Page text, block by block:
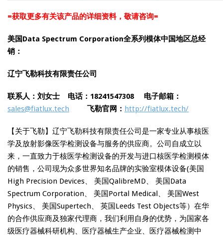
=获取更多有关该产品的详细资料，敬请咨询=
美国Data Spectrum Corporation全系列模体中国地区总经
销：
辽宁飞勒科技有限责任公司
联系人：刘女士 电话：18241547308
电子邮箱：
sales@fiatlux.tech
飞勒官网： http://fiatlux.tech/
【关于飞勒】辽宁飞勒科技有限责任公司是一家专业从事核医
学及放射影像医学检测设备与服务的供应商。公司自成立以
来，一直致力于核医学检测设备的开发与进口核医学检测模体
的销售，公司现为众多世界知名品牌的实验室模体设备(美国
High Precision Devices、 美国QalibreMD、 美国Data
Spectrum Corporation、 美国Portal Medical、 美国West
Physics、 美国Supertech、 英国Leeds Test Objects等）在华
的合作供应商及独家代理商，我们利用自身的优势，为国家各
级医疗器械科研机构、医疗器械生产企业、医疗器械检测中